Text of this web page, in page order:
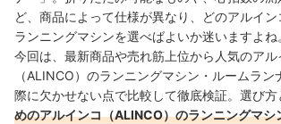
ど、商品によって仕様が異なり、どのアルイ
ランニングマシンを選べばよいか迷いますよね
今回は、最新商品や売れ筋上位から人気のアル
（ALINCO）のランニングマシン・ルームラン
際に欠かせない点で比較して徹底検証。選び方
めのアルインコ（ALINCO）のランニングマシ